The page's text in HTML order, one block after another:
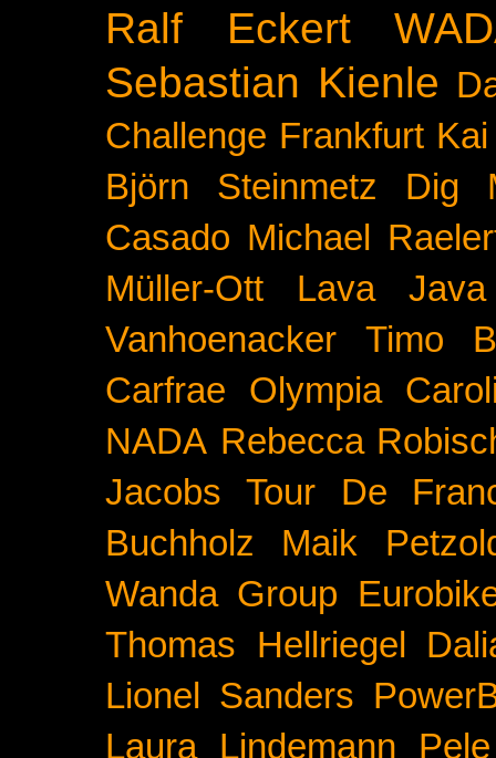
Ralf Eckert
Sebastian Kienle
Challenge Frankfurt
Björn Steinmetz
Dig
Casado Michael
Müller-Ott
Lava Java
Vanhoenacker
Timo
Carfrae
Olympia
NADA Rebecca
Jacobs
Tour De
Buchholz
Maik
Wanda Group
Thomas Hellriegel
Lionel Sanders
Laura Lindemann
Pele